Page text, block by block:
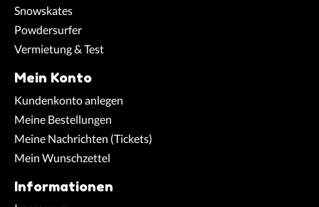
Snowskates
Powdersurfer
Vermietung & Test
Mein Konto
Kundenkonto anlegen
Meine Bestellungen
Meine Nachrichten (Tickets)
Mein Wunschzettel
Informationen